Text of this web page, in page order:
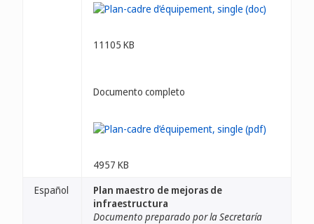
11105 KB
Documento completo
4957 KB
Español
Plan maestro de mejoras de
infraestructura
Documento preparado por la Secretaría